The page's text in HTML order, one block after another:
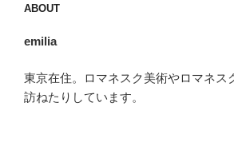
ー
ン
ABOUT
emilia
東京在住。ロマネスク美術やロマネス
訪ねたりしています。